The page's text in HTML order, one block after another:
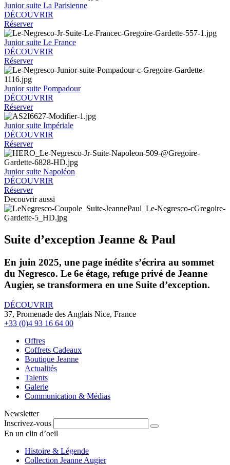
Junior suite La Parisienne
DÉCOUVRIR
Réserver
Junior suite Le France
DÉCOUVRIR
Réserver
Junior suite Pompadour
DÉCOUVRIR
Réserver
Junior suite Impériale
DÉCOUVRIR
Réserver
Junior suite Napoléon
DÉCOUVRIR
Réserver
Decouvrir aussi
Suite d’exception Jeanne & Paul
En juin 2025, une page inédite s’écrira au sommet
du Negresco. Le 6e étage, refuge privé de Jeanne
Augier, se transformera en une Suite d’exception.
DÉCOUVRIR
37, Promenade des Anglais Nice, France
+33 (0)4 93 16 64 00
Offres
Coffrets Cadeaux
Boutique Jeanne
Actualités
Talents
Galerie
Communication & Médias
Newsletter
Inscrivez-vous
En un clin d’oeil
Histoire & Légende
Collection Jeanne Augier